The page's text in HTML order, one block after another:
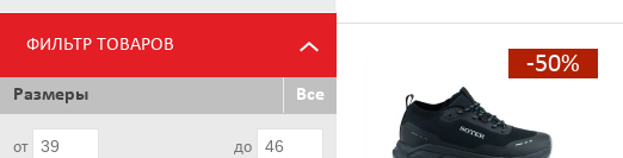
ФИЛЬТР ТОВАРОВ
Размеры Все
от до
-50%